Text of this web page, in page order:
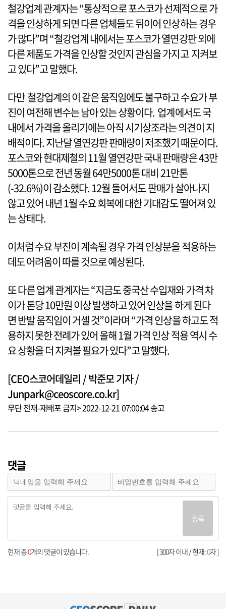
철강업계 관계자는 “통상적으로 포스코가 선제적으로 가
격을 인상하게 되면 다른 업체들도 뒤이어 인상하는 경우
가 많다”며 “철강업계 내에서는 포스코가 열연강판 외에
다른 제품도 가격을 인상할 것인지 관심을 가지고 지켜보
고 있다”고 말했다.
다만 철강업계의 이 같은 움직임에도 불구하고 수요가 부
진이 여전해 변수는 남아 있는 상황이다. 업계에서도 국
내에서 가격을 올리기에는 아직 시기상조라는 의견이 지
배적이다. 지난달 열연강판 판매량이 저조했기 때문이다.
포스코와 현대제철의 11월 열연강판 국내 판매량은 43만
5000톤으로 전년 동월 64만5000톤 대비 21만톤
(-32.6%)이 감소했다. 12월 들어서도 판매가 살아나지
않고 있어 내년 1월 수요 회복에 대한 기대감도 떨어져 있
는 상태다.
이처럼 수요 부진이 계속될 경우 가격 인상분을 적용하는
데도 어려움이 따를 것으로 예상된다.
또 다른 업계 관계자는 “지금도 중국산 수입재와 가격 차
이가 톤당 10만원 이상 발생하고 있어 인상을 하게 된다
면 반발 움직임이 거셀 것”이라며 “가격 인상을 하고도 적
용하지 못한 전례가 있어 올해 1월 가격 인상 적용 역시 수
요 상황을 더 지켜볼 필요가 있다”고 말했다.
[CEO스코어데일리 / 박준모 기자 /
Junpark@ceoscore.co.kr]
무단 전재-재배포 금지> 2022-12-21 07:00:04 송고
댓글
등록
[ 300자 이내 / 현재:0자 ]
현재 총0개의 댓글이 있습니다.